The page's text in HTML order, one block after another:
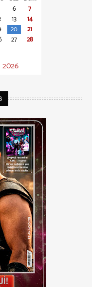
6
7
13
14
20
21
27
28
2026